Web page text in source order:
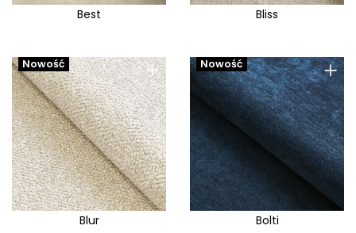
Best Bliss
+
Nowość
Blur
+
Nowość
Bolti